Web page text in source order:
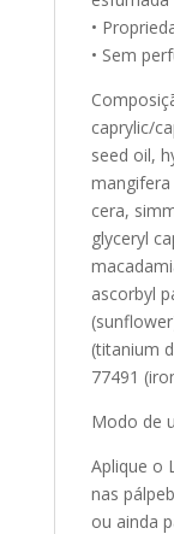
•
• Sem
caprylic/
seed oil,
cera,
glyceryl
ascorbyl
(titanium
77491
Modo de
Aplique o
nas
ou ainda